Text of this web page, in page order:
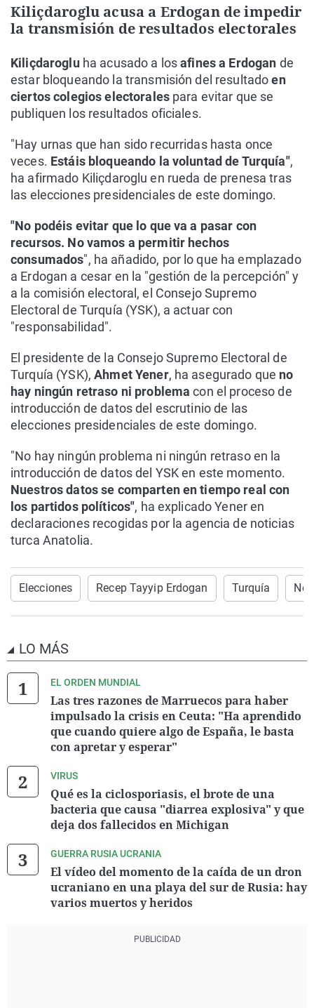
Kiliçdaroglu acusa a Erdogan de impedir
la transmisión de resultados electorales
Kiliçdaroglu ha acusado a losafines a Erdogan de
estar bloqueando la transmisión del resultadoen
ciertos colegios electoralespara evitar que se
publiquen los resultados oficiales.
"Hay urnas que han sido recurridas hasta once
veces. Estáis bloqueando la voluntad de Turquía",
ha afirmado Kiliçdaroglu en rueda de prenesa tras
las elecciones presidenciales de este domingo.
"No podéis evitar que lo que va a pasar con
recursos. No vamos a permitir hechos
consumados", ha añadido, por lo que ha emplazado
a Erdogan a cesar en la "gestión de la percepción" y
a la comisión electoral, el Consejo Supremo
Electoral de Turquía (YSK), a actuar con
"responsabilidad".
El presidente de la Consejo Supremo Electoral de
Turquía (YSK),Ahmet Yener, ha asegurado que no
hay ningún retraso ni problema con el proceso de
introducción de datos del escrutinio de las
elecciones presidenciales de este domingo.
"No hay ningún problema ni ningún retraso en la
introducción de datos del YSK en este momento.
Nuestros datos se comparten en tiempo real con
los partidos políticos", ha explicado Yener en
declaraciones recogidas por la agencia de noticias
turca Anatolia.
Elecciones Recep Tayyip Erdogan Turquía
LO MÁS
EL ORDEN MUNDIAL
Las tres razones de Marruecos para haber
impulsado la crisis en Ceuta: "Ha aprendido
que cuando quiere algo de España, le basta
con apretar y esperar"
VIRUS
Qué es la ciclosporiasis, el brote de una
bacteria que causa "diarrea explosiva" y que
deja dos fallecidos en Michigan
GUERRA RUSIA UCRANIA
El vídeo del momento de la caída de un dron
ucraniano en una playa del sur de Rusia: hay
varios muertos y heridos